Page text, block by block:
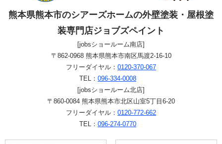
熊本県熊本市のシアーズホームの外壁塗装・屋根塗
装専門店ジョブズペイント
[jobsショールーム南店]
〒862-0968 熊本県熊本市南区馬渡2-16-10
フリーダイヤル： 0120-370-067
TEL： 096-334-0008
[jobsショールーム北店]
〒860-0084 熊本県熊本市北区山室5丁目6-20
フリーダイヤル： 0120-772-662
TEL： 096-274-0770